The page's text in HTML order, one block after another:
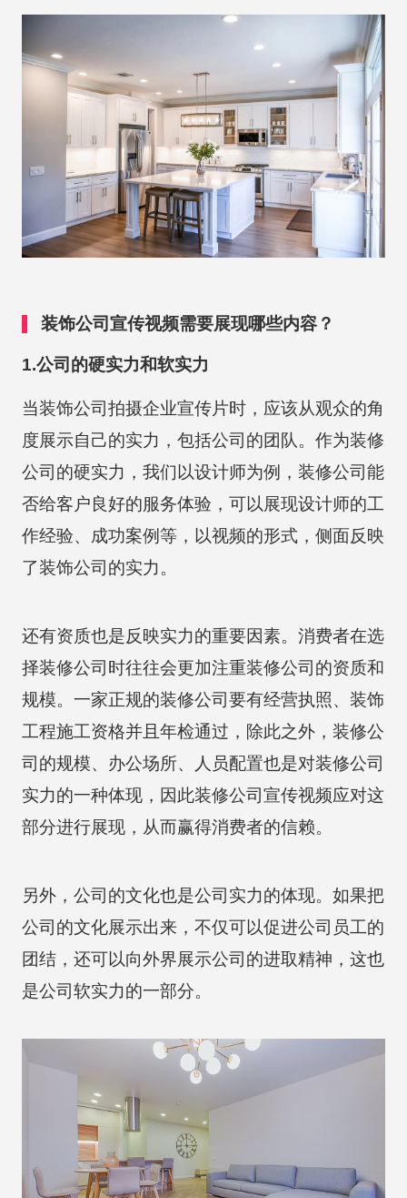
装饰公司宣传视频需要展现哪些内容？
1.公司的硬实力和软实力
当装饰公司拍摄企业宣传片时，应该从观众的角
度展示自己的实力，包括公司的团队。作为装修
公司的硬实力，我们以设计师为例，装修公司能
否给客户良好的服务体验，可以展现设计师的工
作经验、成功案例等，以视频的形式，侧面反映
了装饰公司的实力。
还有资质也是反映实力的重要因素。消费者在选
择装修公司时往往会更加注重装修公司的资质和
规模。一家正规的装修公司要有经营执照、装饰
工程施工资格并且年检通过，除此之外，装修公
司的规模、办公场所、人员配置也是对装修公司
实力的一种体现，因此装修公司宣传视频应对这
部分进行展现，从而赢得消费者的信赖。
另外，公司的文化也是公司实力的体现。如果把
公司的文化展示出来，不仅可以促进公司员工的
团结，还可以向外界展示公司的进取精神，这也
是公司软实力的一部分。